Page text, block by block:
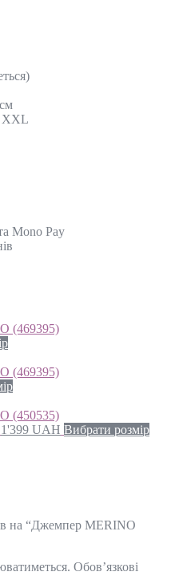
XXL
Mono Pay
(469395)
(469395)
(450535)
1'399 UAH Вибрати розмір
на “Джемпер MERINO
Обов’язкові